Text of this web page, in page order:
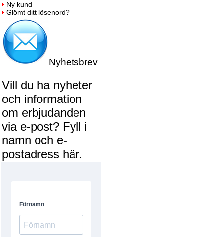
Ny kund
Glömt ditt lösenord?
Nyhetsbrev
Vill du ha nyheter
och information
om erbjudanden
via e-post? Fyll i
namn och e-
postadress här.